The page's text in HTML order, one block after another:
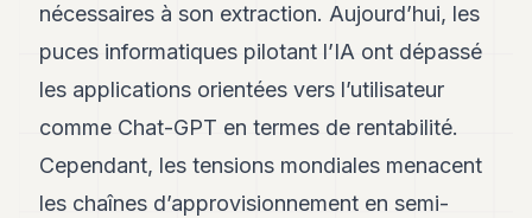
Andy
Andy
24
23
Andy
Andy
nécessaires à son extraction. Aujourd’hui, les
puces informatiques pilotant l’IA ont dépassé
les applications orientées vers l’utilisateur
comme Chat-GPT en termes de rentabilité.
Cependant, les tensions mondiales menacent
les chaînes d’approvisionnement en semi-